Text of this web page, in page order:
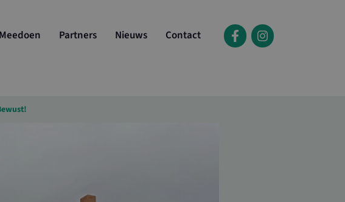
Meedoen Partners Nieuws Contact